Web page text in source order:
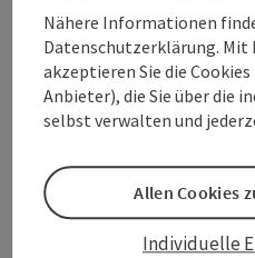
Beitrag merken
zum Merkzettel
PDF erstellen
powered byTOURDATA
Nähere Informationen
Datenschutzerklärung.
akzeptieren Sie die
Anbieter), die Sie über die
selbst verwalten und
Individuelle
Allen Cookies